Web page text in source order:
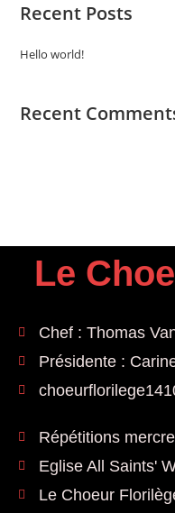
Recent Posts
Hello world!
Recent
Le
Chef : Thomas
Présidente :
Répétitions
Eglise All Saints'
Le Choeur